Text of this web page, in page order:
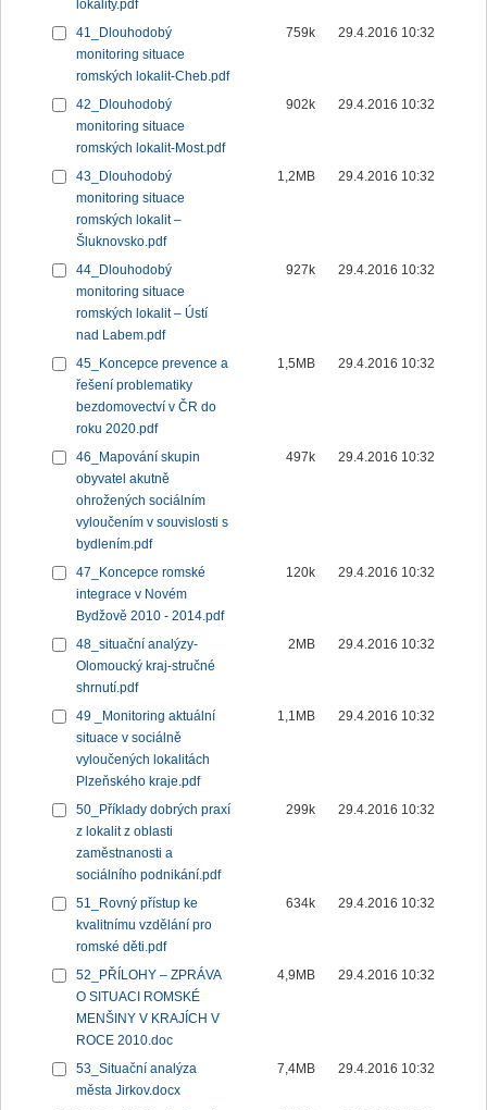
lokality.pdf
41_Dlouhodobý
monitoring situace
romských lokalit-Cheb.pdf
759k 29.4.2016 10:32
42_Dlouhodobý
monitoring situace
romských lokalit-Most.pdf
902k 29.4.2016 10:32
43_Dlouhodobý
monitoring situace
romských lokalit –
Šluknovsko.pdf
1,2MB 29.4.2016 10:32
44_Dlouhodobý
monitoring situace
romských lokalit – Ústí
nad Labem.pdf
927k 29.4.2016 10:32
45_Koncepce prevence a
řešení problematiky
bezdomovectví v ČR do
roku 2020.pdf
1,5MB 29.4.2016 10:32
46_Mapování skupin
obyvatel akutně
ohrožených sociálním
vyloučením v souvislosti s
bydlením.pdf
497k 29.4.2016 10:32
47_Koncepce romské
integrace v Novém
Bydžově 2010 - 2014.pdf
120k 29.4.2016 10:32
48_situační analýzy-
Olomoucký kraj-stručné
shrnutí.pdf
2MB 29.4.2016 10:32
49 _Monitoring aktuální
situace v sociálně
vyloučených lokalitách
Plzeňského kraje.pdf
1,1MB 29.4.2016 10:32
50_Příklady dobrých praxí
z lokalit z oblasti
zaměstnanosti a
sociálního podnikání.pdf
299k 29.4.2016 10:32
51_Rovný přístup ke
kvalitnímu vzdělání pro
romské děti.pdf
634k 29.4.2016 10:32
52_PŘÍLOHY – ZPRÁVA
O SITUACI ROMSKÉ
MENŠINY V KRAJÍCH V
ROCE 2010.doc
4,9MB 29.4.2016 10:32
53_Situační analýza
města Jirkov.docx
7,4MB 29.4.2016 10:32